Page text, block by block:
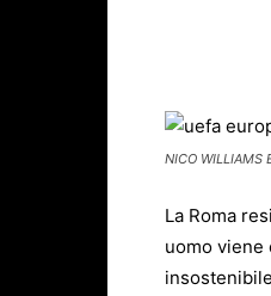
NICO WILLIAMS
La Roma
uomo viene